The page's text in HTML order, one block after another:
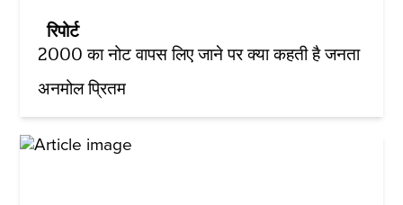
रिपोर्ट
2000 का नोट वापस लिए जाने पर क्या कहती है जनता
अनमोल प्रितम